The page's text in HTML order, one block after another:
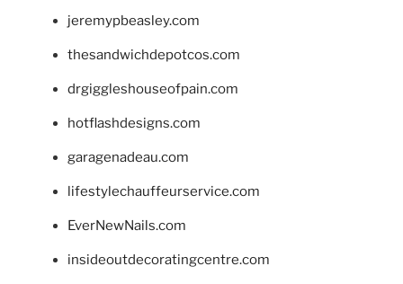
jeremypbeasley.com
thesandwichdepotcos.com
drgiggleshouseofpain.com
hotflashdesigns.com
garagenadeau.com
lifestylechauffeurservice.com
EverNewNails.com
insideoutdecoratingcentre.com